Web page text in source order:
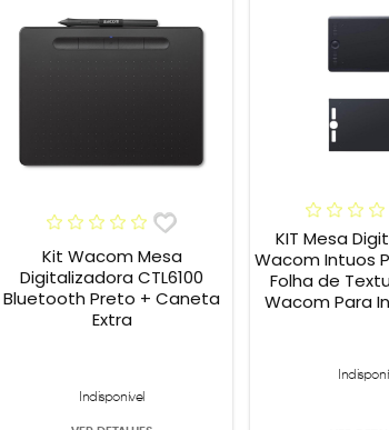
Kit Wacom Mesa
Digitalizadora CTL6100
Bluetooth Preto + Caneta
Extra
Indisponível
KIT Mesa
Wacom Intuos
Folha de
Wacom Para